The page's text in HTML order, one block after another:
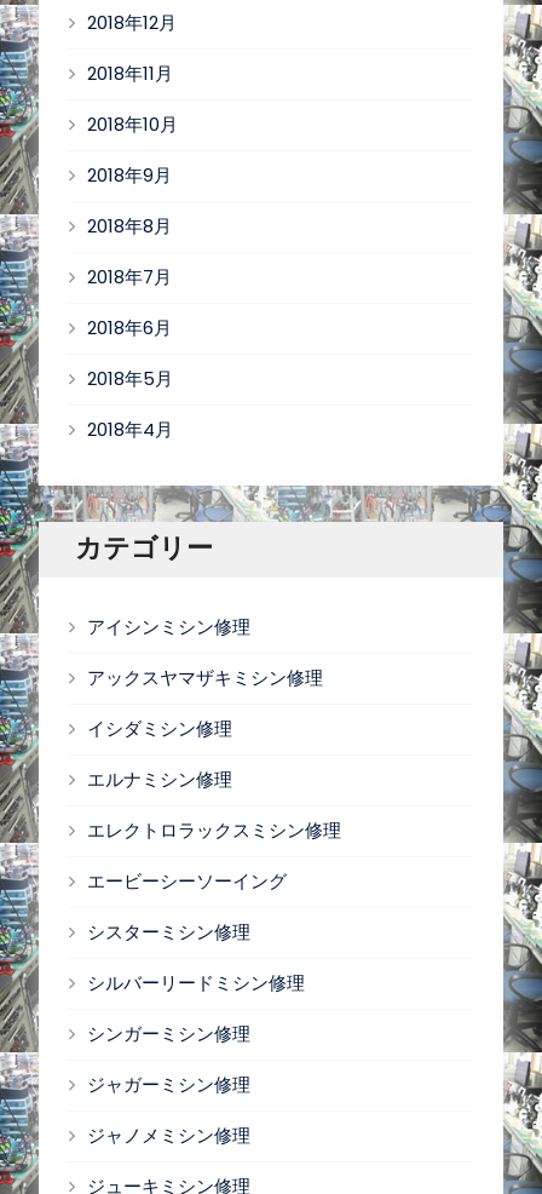
2018年12月
2018年11月
2018年10月
2018年9月
2018年8月
2018年7月
2018年6月
2018年5月
2018年4月
カテゴリー
アイシンミシン修理
アックスヤマザキミシン修理
イシダミシン修理
エルナミシン修理
エレクトロラックスミシン修理
エービーシーソーイング
シスターミシン修理
シルバーリードミシン修理
シンガーミシン修理
ジャガーミシン修理
ジャノメミシン修理
ジューキミシン修理